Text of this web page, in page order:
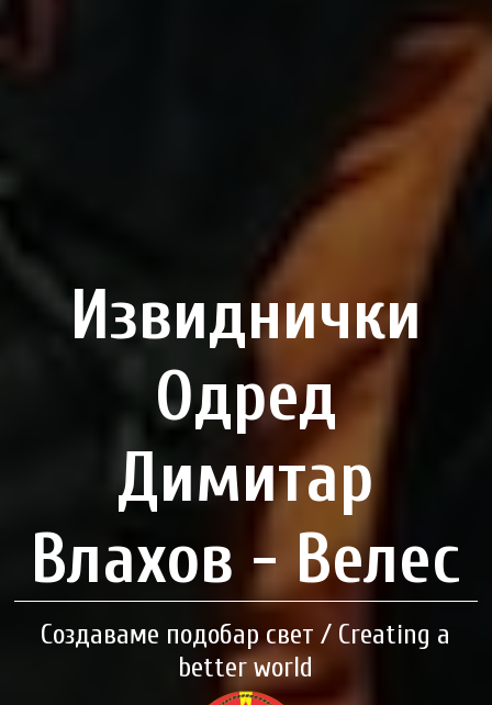
Извиднички
Одред
Димитар
Влахов - Велес
Создаваме подобар свет / Creating a
better world